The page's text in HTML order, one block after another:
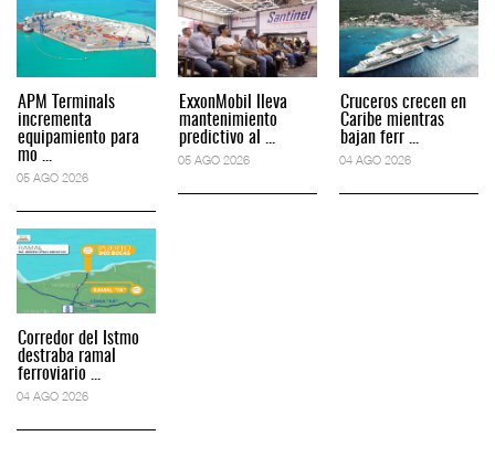
APM Terminals
incrementa
equipamiento para
mo ...
05 AGO 2026
Corredor del Istmo
destraba ramal
ferroviario ...
04 AGO 2026
ExxonMobil lleva
mantenimiento
predictivo al ...
05 AGO 2026
Cruceros crecen en
Caribe mientras
bajan ferr ...
04 AGO 2026